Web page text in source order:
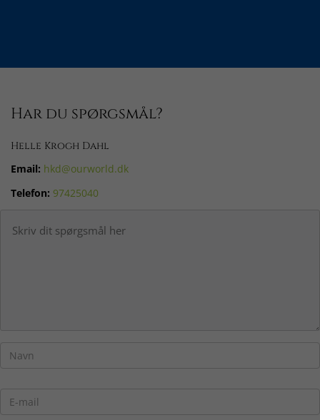
Har du spørgsmål?
Helle Krogh Dahl
Email: hkd@ourworld.dk
Telefon: 97425040